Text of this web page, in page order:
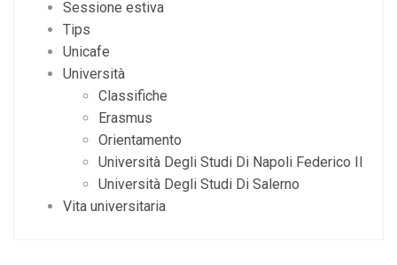
Sessione estiva
Tips
Unicafe
Università
Classifiche
Erasmus
Orientamento
Università Degli Studi Di Napoli Federico II
Università Degli Studi Di Salerno
Vita universitaria